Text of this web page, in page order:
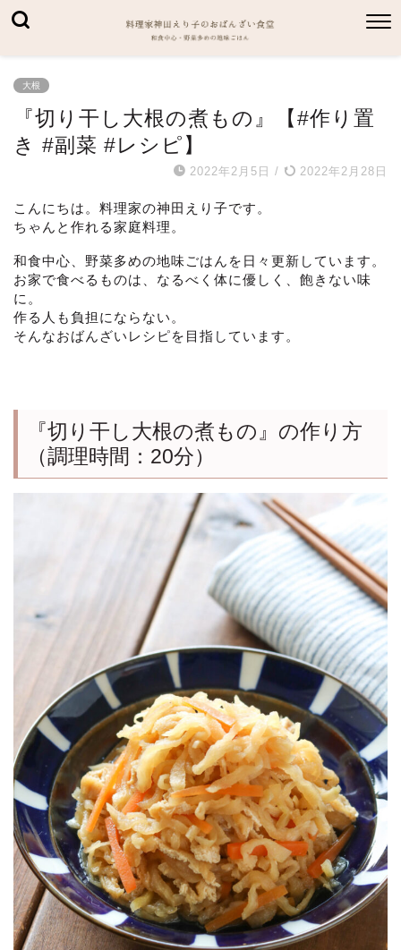
大根
『切り干し大根の煮もの』【#作り置
き #副菜 #レシピ】
2022年2月5日 / 2022年2月28日
こんにちは。料理家の神田えり子です。
ちゃんと作れる家庭料理。
和食中心、野菜多めの地味ごはんを日々更新しています。
お家で食べるものは、なるべく体に優しく、飽きない味
に。
作る人も負担にならない。
そんなおばんざいレシピを目指しています。
『切り干し大根の煮もの』の作り方
（調理時間：20分）